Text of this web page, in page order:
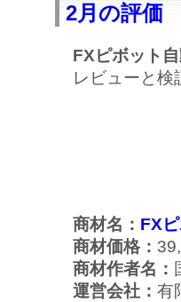
2月の評価
FXピボット
レビューと検
商材名： FX
商材価格：
商材作者名：
運営会社： 有